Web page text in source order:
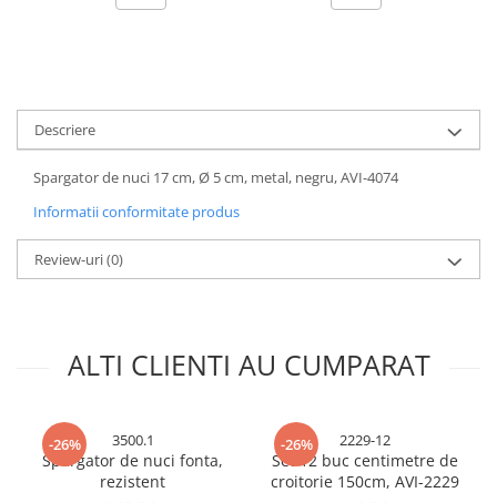
Fitinguri si accesorii
Robineti
Sisteme filtrare instalatii
Sonerii electrice
Termometre Meteo
Gradina - Gradinarit
Accesorii irigare
Accesorii unelte gradinarit
Articole antidaunatori gradina
Descriere
Spargator de nuci 17 cm, Ø 5 cm, metal, negru, AVI-4074
Informatii conformitate produs
Review-uri(0)
ALTI CLIENTI AU CUMPARAT
-26% 3500.1
Spargator de nuci fonta,
rezistent
-26% 2229-12
Set 12 buc centimetre de
croitorie 150cm, AVI-2229